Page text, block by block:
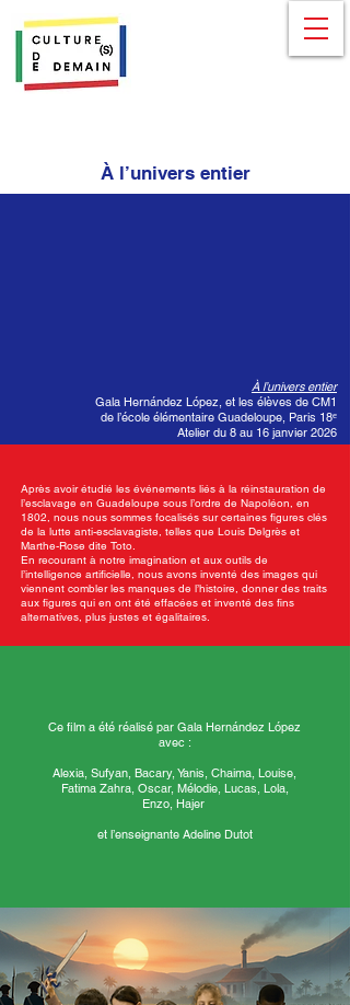
À l’univers entier
À l’univers entier
Gala Hernández López, et les élèves de CM1
de l’école élémentaire Guadeloupe, Paris 18ᵉ
Atelier du 8 au 16 janvier 2026
Après avoir étudié les événements liés à la réinstauration de
l’esclavage en Guadeloupe sous l’ordre de Napoléon, en
1802, nous nous sommes focalisés sur certaines figures clés
de la lutte anti-esclavagiste, telles que Louis Delgrès et
Marthe-Rose dite Toto.
En recourant à notre imagination et aux outils de
l’intelligence artificielle, nous avons inventé des images qui
viennent combler les manques de l’histoire, donner des traits
aux figures qui en ont été effacées et inventé des fins
alternatives, plus justes et égalitaires.
Ce film a été réalisé par Gala Hernández López
avec :
Alexia, Sufyan, Bacary, Yanis, Chaima, Louise,
Fatima Zahra, Oscar, Mélodie, Lucas, Lola,
Enzo, Hajer
et l’enseignante Adeline Dutot